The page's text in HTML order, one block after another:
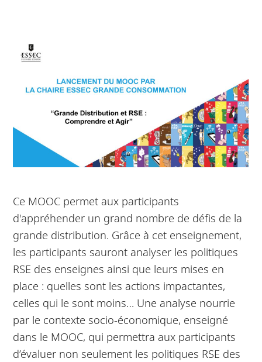
Ce MOOC permet aux participants
d'appréhender un grand nombre de défis de la
grande distribution. Grâce à cet enseignement,
les participants sauront analyser les politiques
RSE des enseignes ainsi que leurs mises en
place : quelles sont les actions impactantes,
celles qui le sont moins… Une analyse nourrie
par le contexte socio-économique, enseigné
dans le MOOC, qui permettra aux participants
d’évaluer non seulement les politiques RSE des